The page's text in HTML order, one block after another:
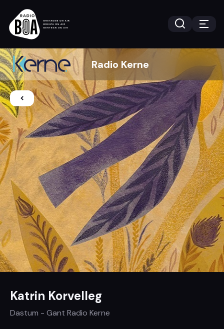
Radio Kerne
Katrin Korvelleg
Dastum - Gant Radio Kerne